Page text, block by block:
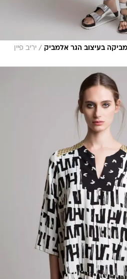
/ יריב פיין